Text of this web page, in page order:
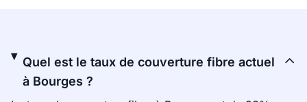
Quel est le taux de couverture fibre actuel
à Bourges ?